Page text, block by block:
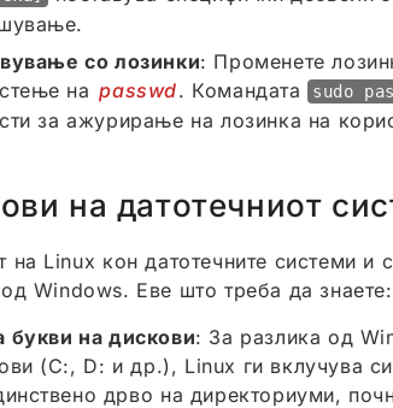
со лозинки: Променете
на passwd. Командата sudo
за ажурирање на лозинка на
на датотечниот
на Linux кон датотечните системи и
Windows. Еве што треба да знаете:
букви на дискови: За разлика од
(C:, D: и др.), Linux ги вклучува
дрво на директориуми,